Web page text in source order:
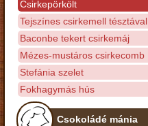
Csirkepörkölt
Tejszínes csirkemell tésztával
Baconbe tekert csirkemáj
Mézes-mustáros csirkecomb
Stefánia szelet
Fokhagymás hús
Csokoládé mánia